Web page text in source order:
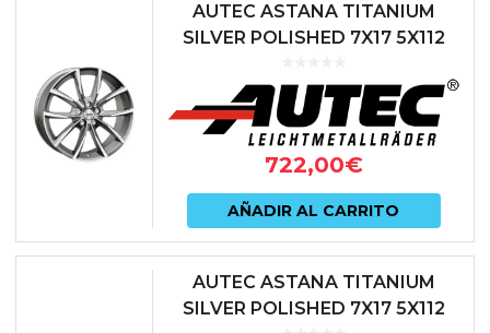
AUTEC ASTANA TITANIUM
SILVER POLISHED 7X17 5X112
722,00€
AÑADIR AL CARRITO
AUTEC ASTANA TITANIUM
SILVER POLISHED 7X17 5X112